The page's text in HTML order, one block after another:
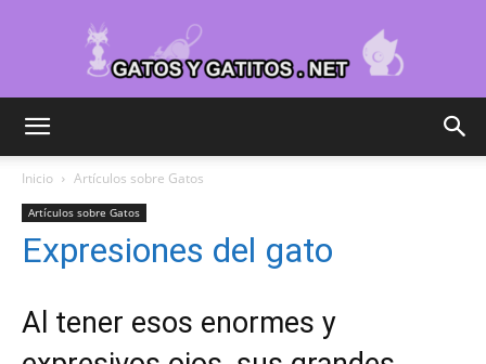
–
Inicio Artículos sobre Gatos
Artículos sobre Gatos
Expresiones del gato
Al tener esos enormes y